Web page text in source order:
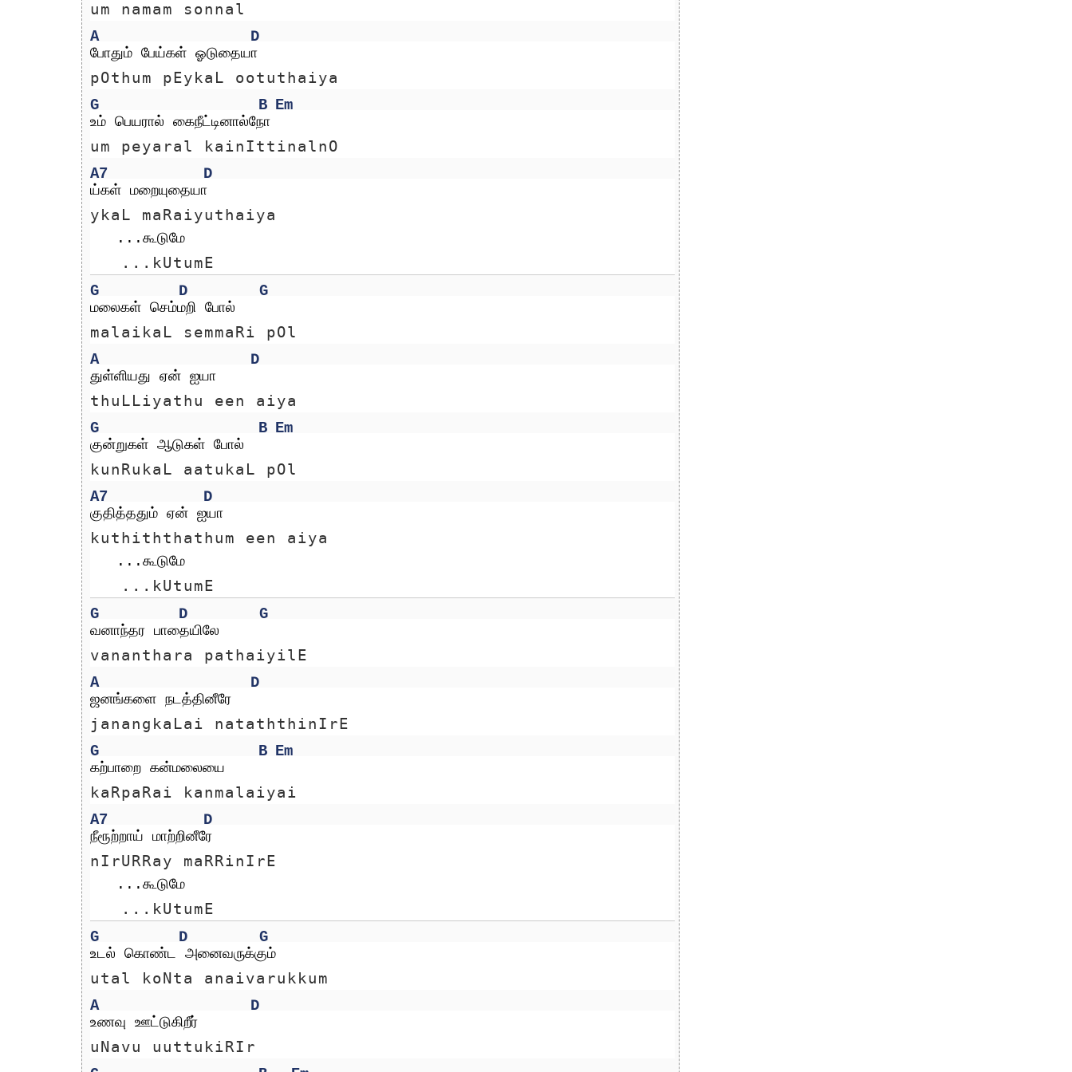
um namam sonnal
A
D
போதும் பேய்கள் ஓடுதையா
pOthum pEykaL ootuthaiya
G
B Em
உம் பெயரால் கைநீட்டினால்நோ
um peyaral kainIttinalnO
A7
D
ய்கள் மறையுதையா
ykaL maRaiyuthaiya
   ...கூடுமே
   ...kUtumE
G
D G
மலைகள் செம்மறி போல்
malaikaL semmaRi pOl
A
D
துள்ளியது ஏன் ஐயா
thuLLiyathu een aiya
G
B Em
குன்றுகள் ஆடுகள் போல்
kunRukaL aatukaL pOl
A7
D
குதித்ததும் ஏன் ஐயா
kuthiththathum een aiya
   ...கூடுமே
   ...kUtumE
G
D G
வனாந்தர பாதையிலே
vananthara pathaiyilE
A
D
ஜனங்களை நடத்தினீரே
janangkaLai nataththinIrE
G
B Em
கற்பாறை கன்மலையை
kaRpaRai kanmalaiyai
A7
D
நீரூற்றாய் மாற்றினீரே
nIrURRay maRRinIrE
   ...கூடுமே
   ...kUtumE
G
D G
உடல் கொண்ட அனைவருக்கும்
utal koNta anaivarukkum
A
D
உணவு ஊட்டுகிறீர்
uNavu uuttukiRIr